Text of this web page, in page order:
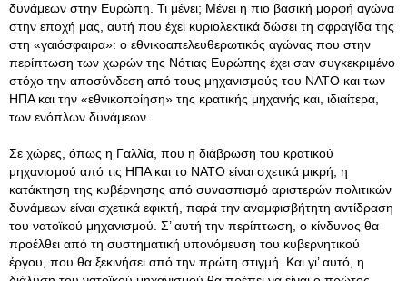
δυνάμεων στην Ευρώπη. Τι μένει; Μένει η πιο βασική μορφή αγώνα
στην εποχή μας, αυτή που έχει κυριολεκτικά δώσει τη σφραγίδα της
στη «γαιόσφαιρα»: ο εθνικοαπελευθερωτικός αγώνας που στην
περίπτωση των χωρών της Νότιας Ευρώπης έχει σαν συγκεκριμένο
στόχο την αποσύνδεση από τους μηχανισμούς του ΝΑΤΟ και των
ΗΠΑ και την «εθνικοποίηση» της κρατικής μηχανής και, ιδιαίτερα,
των ενόπλων δυνάμεων.
Σε χώρες, όπως η Γαλλία, που η διάβρωση του κρατικού
μηχανισμού από τις ΗΠΑ και το ΝΑΤΟ είναι σχετικά μικρή, η
κατάκτηση της κυβέρνησης από συνασπισμό αριστερών πολιτικών
δυνάμεων είναι σχετικά εφικτή, παρά την αναμφισβήτητη αντίδραση
του νατοϊκού μηχανισμού. Σ’ αυτή την περίπτωση, ο κίνδυνος θα
προέλθει από τη συστηματική υπονόμευση του κυβερνητικού
έργου, που θα ξεκινήσει από την πρώτη στιγμή. Και γι’ αυτό, η